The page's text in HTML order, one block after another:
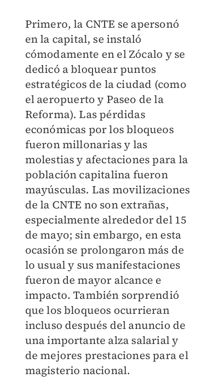
Primero, la CNTE se apersonó
en la capital, se instaló
cómodamente en el Zócalo y se
dedicó a bloquear puntos
estratégicos de la ciudad (como
el aeropuerto y Paseo de la
Reforma). Las pérdidas
económicas por los bloqueos
fueron millonarias y las
molestias y afectaciones para la
población capitalina fueron
mayúsculas. Las movilizaciones
de la CNTE no son extrañas,
especialmente alrededor del 15
de mayo; sin embargo, en esta
ocasión se prolongaron más de
lo usual y sus manifestaciones
fueron de mayor alcance e
impacto. También sorprendió
que los bloqueos ocurrieran
incluso después del anuncio de
una importante alza salarial y
de mejores prestaciones para el
magisterio nacional.